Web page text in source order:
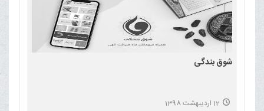
شوق بندگی
12 اردیبهشت 1398